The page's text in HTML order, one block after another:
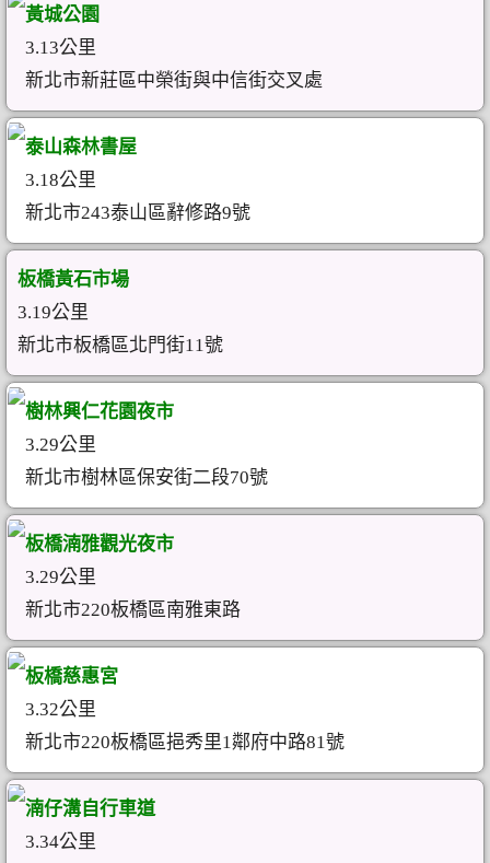
黃城公園
3.13公里
新北市新莊區中榮街與中信街交叉處
泰山森林書屋
3.18公里
新北市243泰山區辭修路9號
板橋黃石市場
3.19公里
新北市板橋區北門街11號
樹林興仁花園夜市
3.29公里
新北市樹林區保安街二段70號
板橋湳雅觀光夜市
3.29公里
新北市220板橋區南雅東路
板橋慈惠宮
3.32公里
新北市220板橋區挹秀里1鄰府中路81號
湳仔溝自行車道
3.34公里